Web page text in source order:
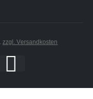
zzgl. Versandkosten